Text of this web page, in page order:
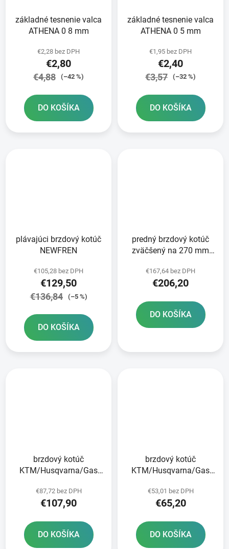
základné tesnenie valca
ATHENA 0 8 mm
€2,28 bez DPH
€2,80
€4,88 (–42 %)
DO KOŠÍKA
základné tesnenie valca
ATHENA 0 5 mm
€1,95 bez DPH
€2,40
€3,57 (–32 %)
DO KOŠÍKA
plávajúci brzdový kotúč
NEWFREN
€105,28 bez DPH
€129,50
€136,84 (–5 %)
DO KOŠÍKA
predný brzdový kotúč
zväčšený na 270 mm
€167,64 bez DPH
€206,20
DO KOŠÍKA
brzdový kotúč
KTM/Husqvarna/Gas
€87,72 bez DPH
€107,90
DO KOŠÍKA
brzdový kotúč
KTM/Husqvarna/Gas
€53,01 bez DPH
€65,20
DO KOŠÍKA